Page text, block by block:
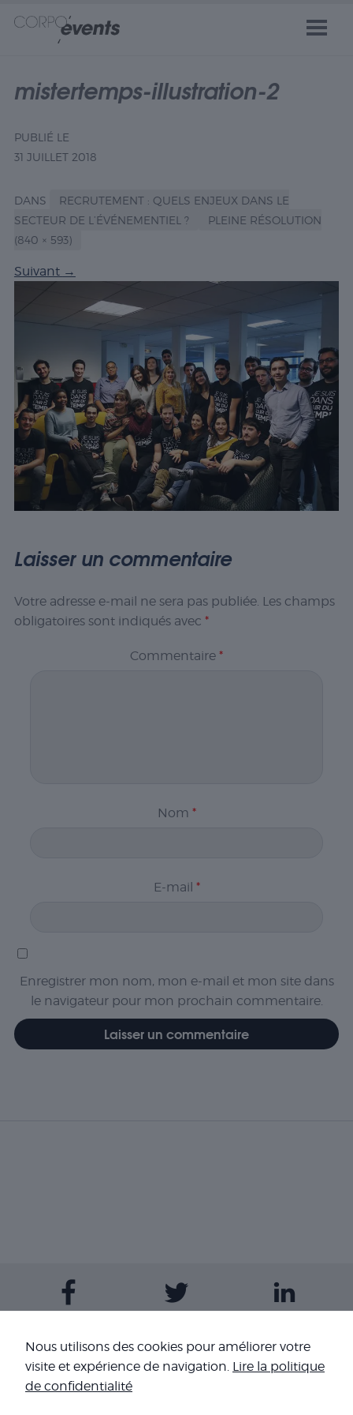
mistertemps-illustration-2
PUBLIÉ LE
31 JUILLET 2018
DANS
RECRUTEMENT : QUELS ENJEUX DANS LE
SECTEUR DE L’ÉVÉNEMENTIEL ?
PLEINE RÉSOLUTION
(840 × 593)
Suivant →
Laisser un commentaire
Votre adresse e-mail ne sera pas publiée. Les champs
obligatoires sont indiqués avec *
Commentaire *
Nom *
E-mail *
Enregistrer mon nom, mon e-mail et mon site dans
le navigateur pour mon prochain commentaire.
Contactez-nous
Nous utilisons des cookies pour améliorer votre
visite et expérience de navigation. Lire la politique
de confidentialité